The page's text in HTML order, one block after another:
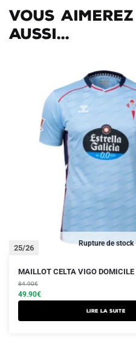
Vous
aussi...
Rupture de stock
25/26
MAILLOT CELTA VIGO
84.90€
Le
prix
initial
était :
49.90€
Le
prix
actuel
est :
Lire la suite